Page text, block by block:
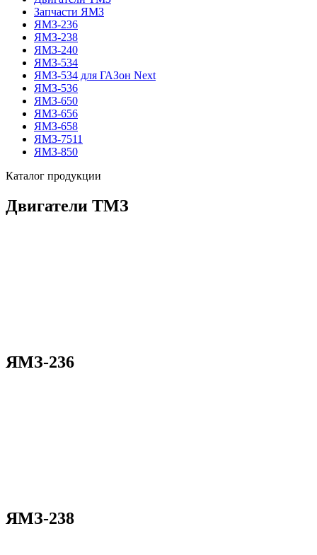
Запчасти ЯМЗ
ЯМЗ-236
ЯМЗ-238
ЯМЗ-240
ЯМЗ-534
ЯМЗ-534 для ГАЗон Next
ЯМЗ-536
ЯМЗ-650
ЯМЗ-656
ЯМЗ-658
ЯМЗ-7511
ЯМЗ-850
Каталог продукции
Двигатели ТМЗ
ЯМЗ-236
ЯМЗ-238